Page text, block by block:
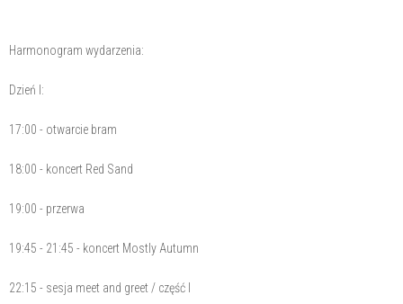
Harmonogram wydarzenia:
Dzień I:
17:00 - otwarcie bram
18:00 - koncert Red Sand
19:00 - przerwa
19:45 - 21:45 - koncert Mostly Autumn
22:15 - sesja meet and greet / część I